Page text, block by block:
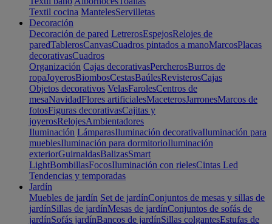
Textil cocina MantelesServilletas
Decoración
Decoración de pared LetrerosEspejosRelojes de
paredTablerosCanvasCuadros pintados a manoMarcosPlacas
decorativasCuadros
Organización Cajas decorativasPercherosBurros de
ropaJoyerosBiombosCestasBaúlesRevisterosCajas
Objetos decorativos VelasFarolesCentros de
mesaNavidadFlores artificialesMaceterosJarronesMarcos de
fotosFiguras decorativasCajitas y
joyerosRelojesAmbientadores
Iluminación LámparasIluminación decorativaIluminación para
mueblesIluminación para dormitorioIluminación
exteriorGuirnaldasBalizasSmart
LightBombillasFocosIluminación con rielesCintas Led
Tendencias y temporadas
Jardín
Muebles de jardín Set de jardínConjuntos de mesas y sillas de
jardínSillas de jardínMesas de jardínConjuntos de sofás de
jardínSofás jardínBancos de jardínSillas colgantesEstufas de